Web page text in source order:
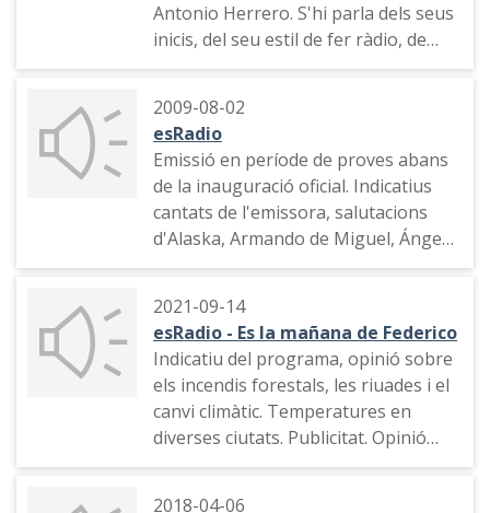
Antonio Herrero. S'hi parla dels seus
inicis, del seu estil de fer ràdio, de
com va ser la marxa d'Antena 3 Radio
Luis Herrero i José María García
2009-08-02
esRadio
Emissió en període de proves abans
de la inauguració oficial. Indicatius
cantats de l'emissora, salutacions
d'Alaska, Armando de Miguel, Ángel
Nieto, etc. Indicatiu de l'emissora
2021-09-14
esRadio - Es la mañana de Federico
Indicatiu del programa, opinió sobre
els incendis forestals, les riuades i el
canvi climàtic. Temperatures en
diverses ciutats. Publicitat. Opinió
sobre algunes decisions del
2018-04-06